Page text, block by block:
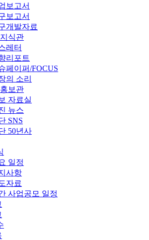
보고서
보고서
개발자료
식관
레터
리포트
페이퍼/FOCUS
의 소리
보관
자료실
뉴스
SNS
50년사
일정
사항
자료
사업공모 일정